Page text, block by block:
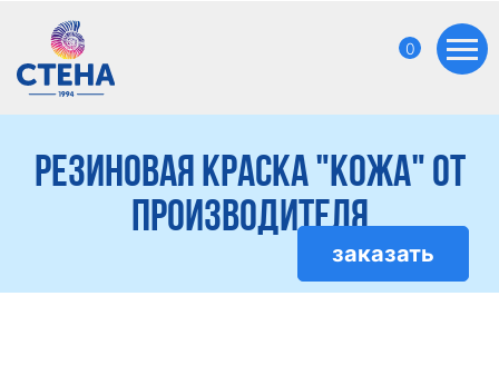
0
Резиновая краска "Кожа" от
производителя
заказать